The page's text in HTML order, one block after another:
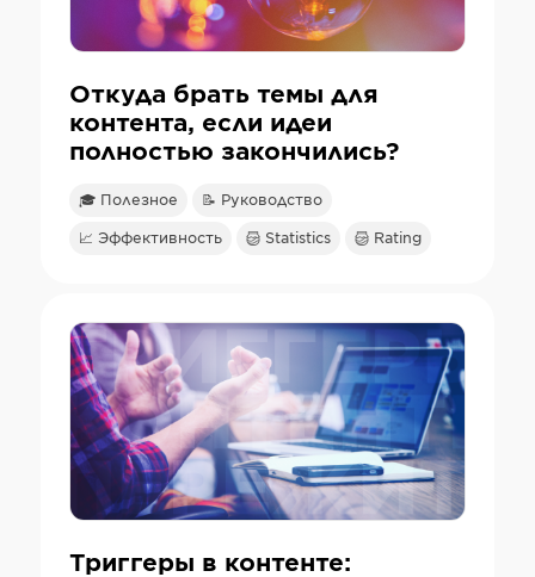
Откуда брать темы для
контента, если идеи
полностью закончились?
🎓 Полезное 📝 Руководство
📈 Эффективность Statistics Rating
Триггеры в контенте: